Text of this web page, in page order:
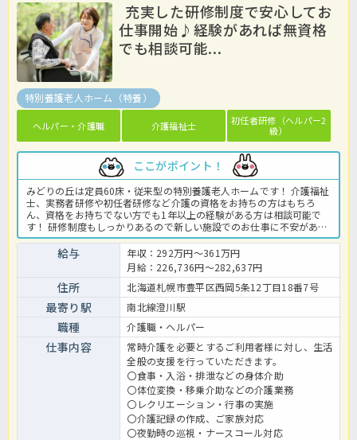
充実した研修制度で安心してお
仕事開始♪経験があれば無資格
でも相談可能...
特別養護老人ホーム（特養）
ヘルパー・介護職 介護福祉士
初任者研修（ヘルパー2
級）
ここがポイント！
みどりの丘は定員60床・従来型の特別養護老人ホームです！ 介護福祉
士、実務者研修や初任者研修など介護の資格をお持ちの方はもちろ
ん、資格をお持ちでない方でも1年以上の経験がある方は相談可能で
す！ 研修制度もしっかりあるので新しい施設でのお仕事に不安がある
方でも安心★ 入社後もステップアップのために研修を受けることも可
能です！ 各手当も充実しているため、月給24万円以上も可能な高給与
求人♪ 経験を活かして活躍したい方は必見！ ご興味のある方はお気軽
にほっ介護までお問い合わせください。 特養での介護業務全般です。
＜介護職 正社員 特別養護老人ホームの求人＞
給与
年収：292万円～361万円
月給：226,736円～282,637円
住所 北海道札幌市豊平区西岡5条12丁目18番7号
最寄り駅 南北線澄川駅
職種 介護職・ヘルパー
仕事内容
常時介護を必要とするご利用者様に対し、生活
全般の支援を行っていただきます。
〇食事・入浴・排泄などの身体介助
〇体位変換・移乗介助などの介護業務
〇レクリエーション・行事の実施
〇介護記録の作成、ご家族対応
〇夜勤時の巡視・ナースコール対応